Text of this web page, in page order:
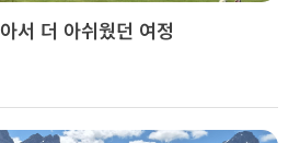
서 더 아쉬웠던 여정